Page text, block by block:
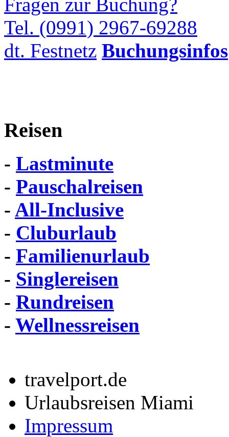
Fragen zur Buchung?
Tel. (0991) 2967-69288
dt. Festnetz Buchungsinfos
Reisen
- Lastminute
- Pauschalreisen
- All-Inclusive
- Cluburlaub
- Familienurlaub
- Singlereisen
- Rundreisen
- Wellnessreisen
travelport.de
Urlaubsreisen Miami
Impressum